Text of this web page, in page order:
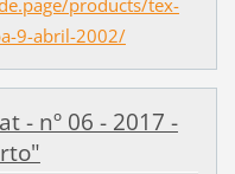
products/tex-
9-abril-2002/
- nº 06 - 2017 -